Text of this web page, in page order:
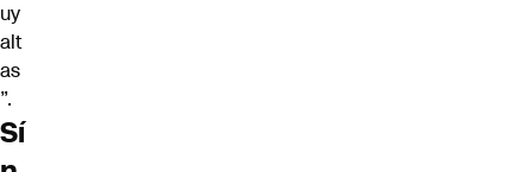
uy
alt
as
”.
Sí